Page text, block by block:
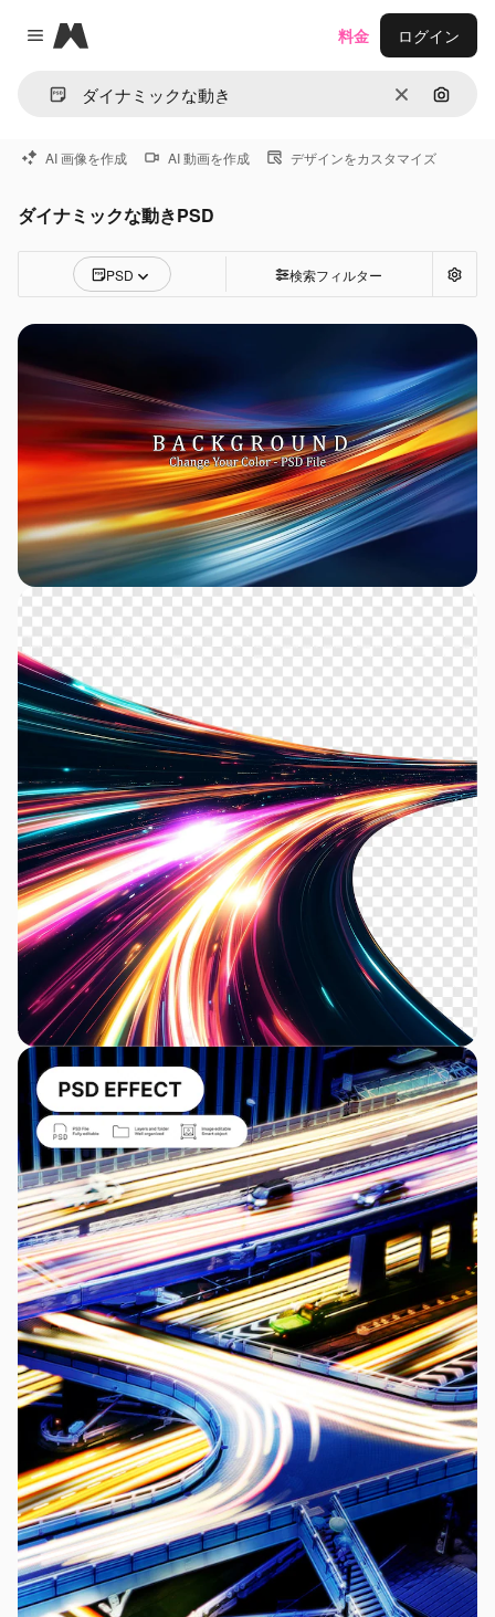
Close menu
Magnific
消去 画像で
料金 ログイン
AI 画像を作成 AI 動画を作成 デザインをカスタマイズ
ダイナミックな動きPSD
PSD 検索フィルター